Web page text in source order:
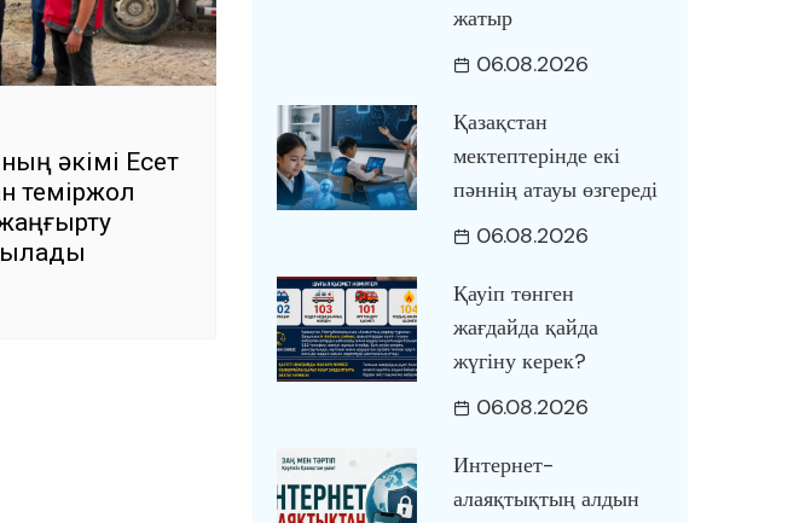
әкімі Есет
теміржол
жатыр
06.08.2026
Қазақстан
мектептерінде екі
пәннің атауы өзгереді
06.08.2026
Қауіп төнген
жағдайда қайда
жүгіну керек?
06.08.2026
Интернет-
алаяқтықтың алдын